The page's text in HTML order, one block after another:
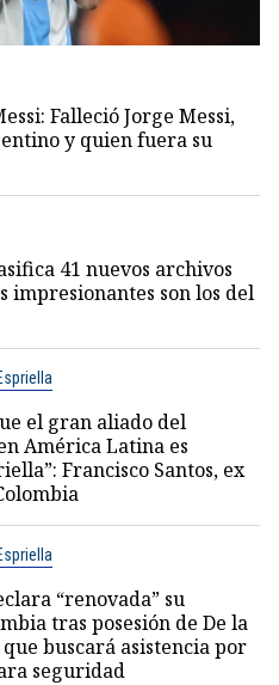
Falleció Jorge Messi,
y quien fuera su
41 nuevos archivos
impresionantes son los del
el gran aliado del
América Latina es
Francisco Santos, ex
“renovada” su
tras posesión de De la
buscará asistencia por
seguridad